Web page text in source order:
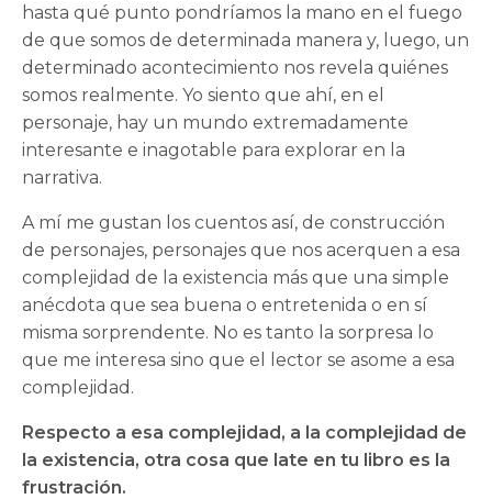
hasta qué punto pondríamos la mano en el fuego
de que somos de determinada manera y, luego, un
determinado acontecimiento nos revela quiénes
somos realmente. Yo siento que ahí, en el
personaje, hay un mundo extremadamente
interesante e inagotable para explorar en la
narrativa.
A mí me gustan los cuentos así, de construcción
de personajes, personajes que nos acerquen a esa
complejidad de la existencia más que una simple
anécdota que sea buena o entretenida o en sí
misma sorprendente. No es tanto la sorpresa lo
que me interesa sino que el lector se asome a esa
complejidad.
Respecto a esa complejidad, a la complejidad de
la existencia, otra cosa que late en tu libro es la
frustración.